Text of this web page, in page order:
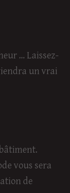
... Laissez-
un vrai
vous sera
de